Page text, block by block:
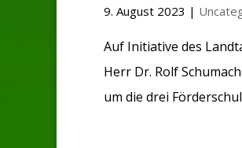
9. August 2023 |
Auf Initiative des
Herr Dr. Rolf
um die drei